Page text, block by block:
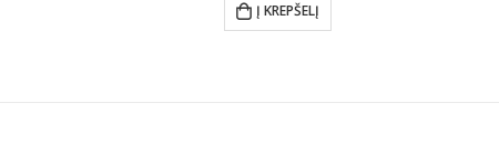
Į KREPŠELĮ